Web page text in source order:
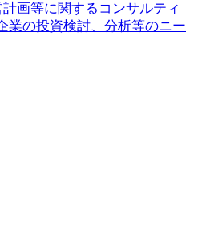
画等に関するコンサルティ
業の投資検討、分析等のニー